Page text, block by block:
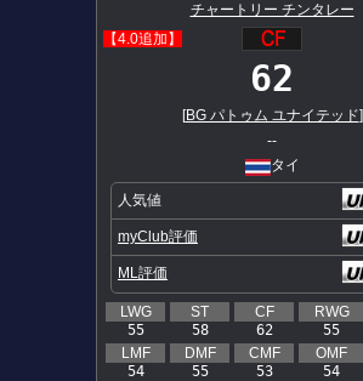
チャートリー チンタレー
【4.0追加】
62
[BG パトゥム ユナイテッド]
--
タイ
人気値
myClub評価
ML評価
LWG
55
ST
58
CF
62
RWG
55
LMF
54
DMF
55
CMF
53
OMF
54